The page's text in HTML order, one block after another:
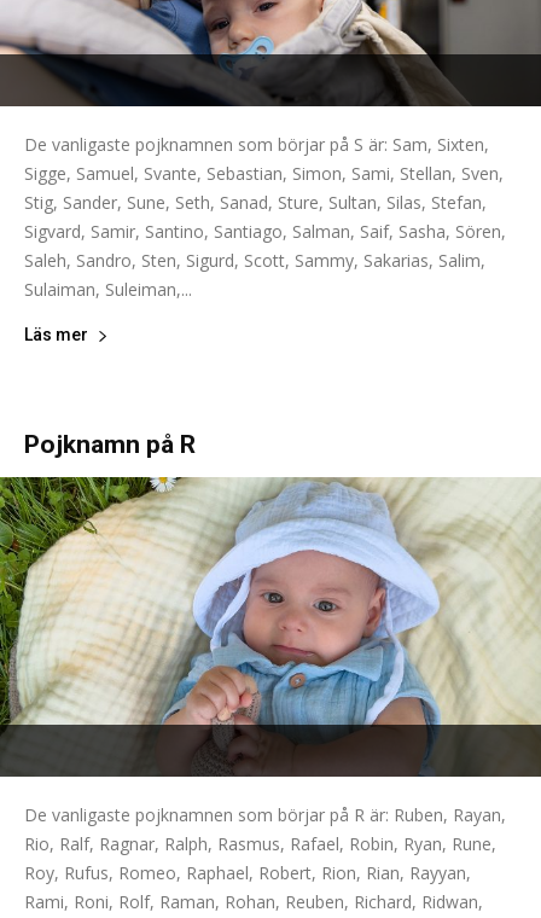
De vanligaste pojknamnen som börjar på S är: Sam, Sixten,
Sigge, Samuel, Svante, Sebastian, Simon, Sami, Stellan, Sven,
Stig, Sander, Sune, Seth, Sanad, Sture, Sultan, Silas, Stefan,
Sigvard, Samir, Santino, Santiago, Salman, Saif, Sasha, Sören,
Saleh, Sandro, Sten, Sigurd, Scott, Sammy, Sakarias, Salim,
Sulaiman, Suleiman,...
Läs mer
Pojknamn på R
De vanligaste pojknamnen som börjar på R är: Ruben, Rayan,
Rio, Ralf, Ragnar, Ralph, Rasmus, Rafael, Robin, Ryan, Rune,
Roy, Rufus, Romeo, Raphael, Robert, Rion, Rian, Rayyan,
Rami, Roni, Rolf, Raman, Rohan, Reuben, Richard, Ridwan,